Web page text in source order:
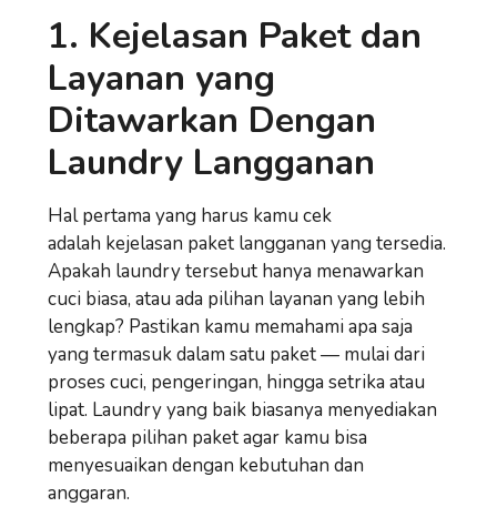
1. Kejelasan Paket dan
Layanan yang
Ditawarkan Dengan
Laundry Langganan
Hal pertama yang harus kamu cek
adalah kejelasan paket langganan yang tersedia.
Apakah laundry tersebut hanya menawarkan
cuci biasa, atau ada pilihan layanan yang lebih
lengkap? Pastikan kamu memahami apa saja
yang termasuk dalam satu paket — mulai dari
proses cuci, pengeringan, hingga setrika atau
lipat. Laundry yang baik biasanya menyediakan
beberapa pilihan paket agar kamu bisa
menyesuaikan dengan kebutuhan dan
anggaran.